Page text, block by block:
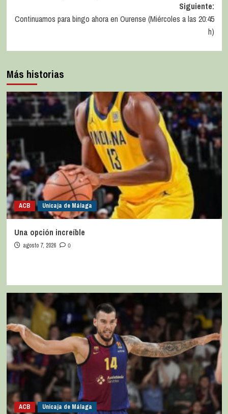
Siguiente:
Continuamos para bingo ahora en Ourense (Miércoles a las 20:45
h)
Más historias
ACB Unicaja de Málaga
Una opción increíble
agosto 7, 2026 0
ACB Unicaja de Málaga